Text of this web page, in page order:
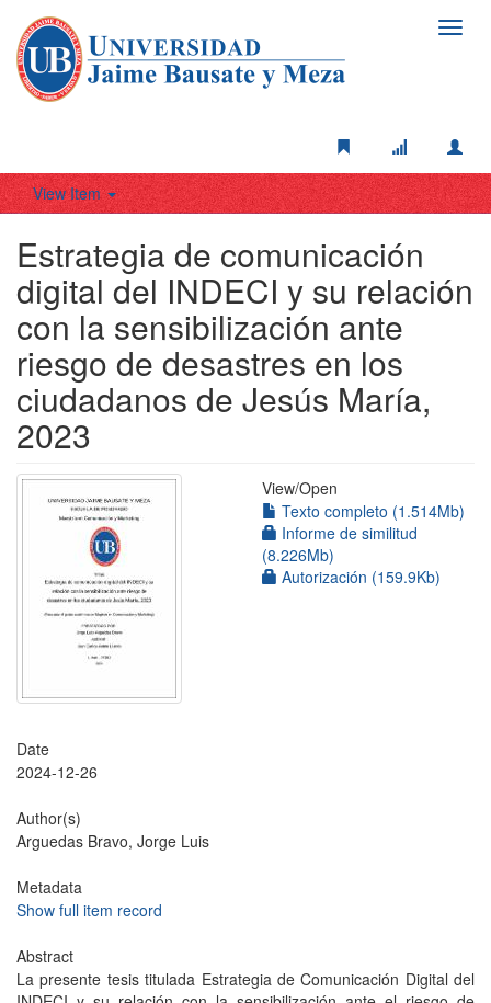
View Item
Estrategia de comunicación
digital del INDECI y su relación
con la sensibilización ante
riesgo de desastres en los
ciudadanos de Jesús María,
2023
View/Open
Texto completo (1.514Mb)
Informe de similitud
(8.226Mb)
Autorización (159.9Kb)
Date
2024-12-26
Author(s)
Arguedas Bravo, Jorge Luis
Metadata
Show full item record
Abstract
La presente tesis titulada Estrategia de Comunicación Digital del